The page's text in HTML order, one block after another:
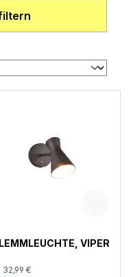
VIPER
32,99 €